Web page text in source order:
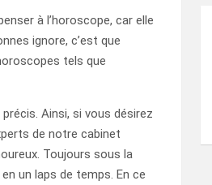
à l’horoscope, car elle
ignore, c’est que
tels que
Ainsi, si vous désirez
de notre cabinet
Toujours sous la
un laps de temps. En ce